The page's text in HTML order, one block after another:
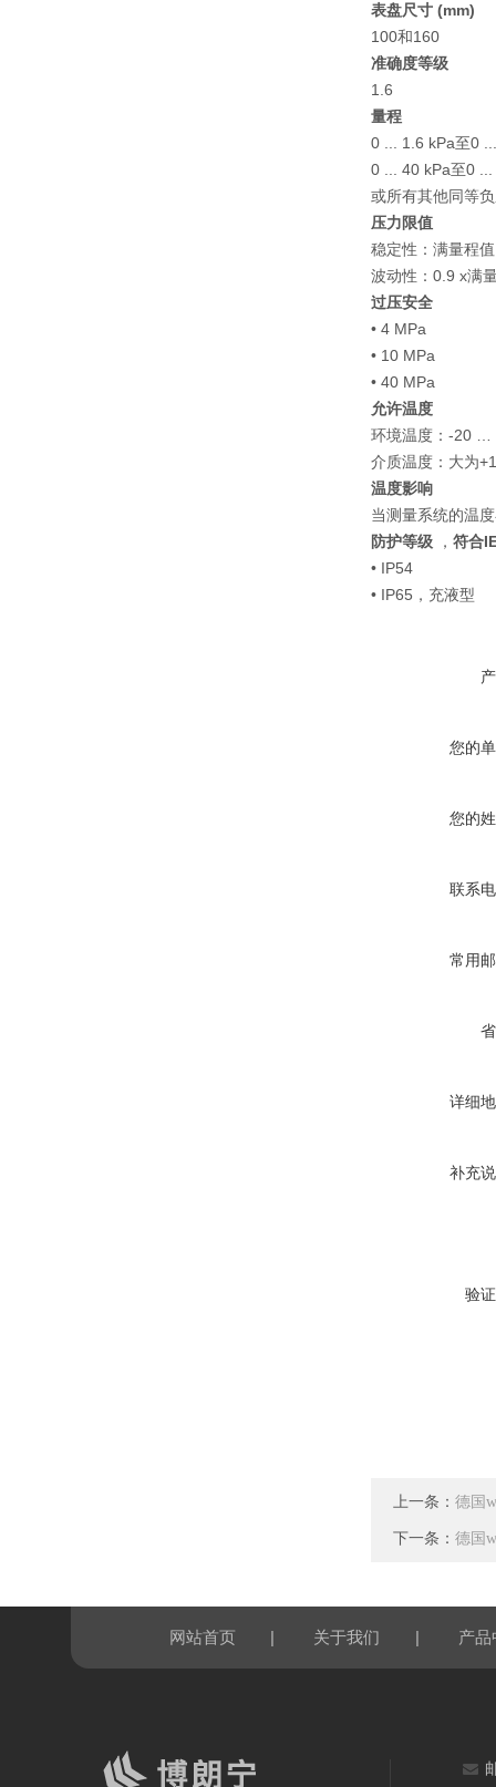
表盘尺寸 (mm)
100和160
准确度等级
1.6
量程
0 ... 1.6 kPa至0
0 ... 40 kPa至0
或所有其他同等
压力限值
稳定性：满量程值
波动性：0.9 x满
过压安全
• 4 MPa
• 10 MPa
• 40 MPa
允许温度
环境温度：-20
介质温度：大为
温度影响
当测量系统的温
防护等级， 符合
• IP54
• IP65，充液型
您的
您的
联系
常用
详细
补充
验
上一条： 德国
下一条： 德国
网站首页 | 关于我们 | 产品